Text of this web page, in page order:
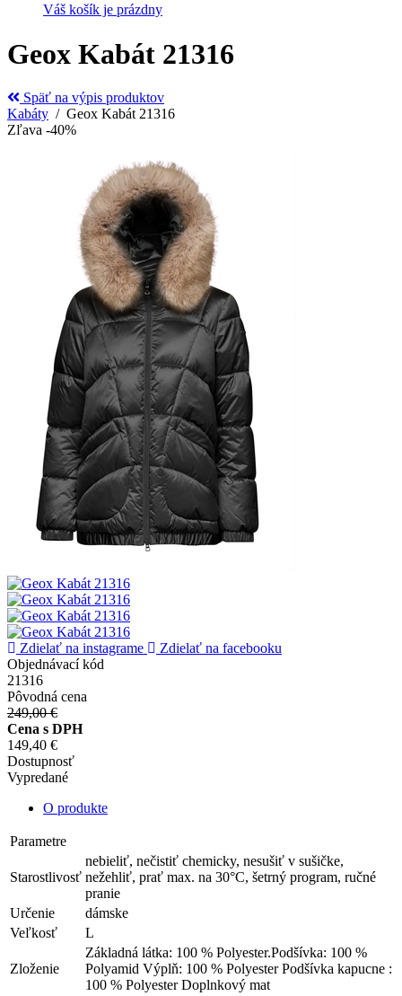
Váš košík je prázdny
Geox Kabát 21316
Späť na výpis produktov
Kabáty / Geox Kabát 21316
Zľava -40%
Zdielať na instagrame
Zdielať na facebooku
Objednávací kód
21316
Pôvodná cena
249,00 €
Cena s DPH
149,40 €
Dostupnosť
Vypredané
O produkte
Parametre
Starostlivosť
nebieliť, nečistiť chemicky, nesušiť v sušičke,
nežehliť, prať max. na 30°C, šetrný program, ručné
pranie
Určenie
dámske
Veľkosť
L
Zloženie
Základná látka: 100 % Polyester.Podšívka: 100 %
Polyamid Výplň: 100 % Polyester Podšívka kapucne :
100 % Polyester Doplnkový mat